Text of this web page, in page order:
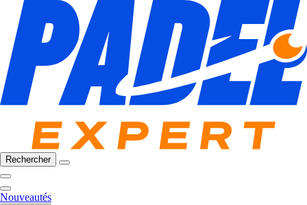
Rechercher
Nouveautés